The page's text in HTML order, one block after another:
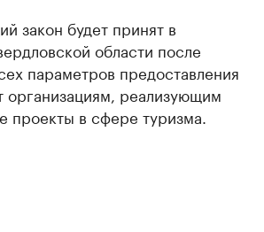
закон будет принят в
области после
параметров предоставления
организациям, реализующим
проекты в сфере туризма.